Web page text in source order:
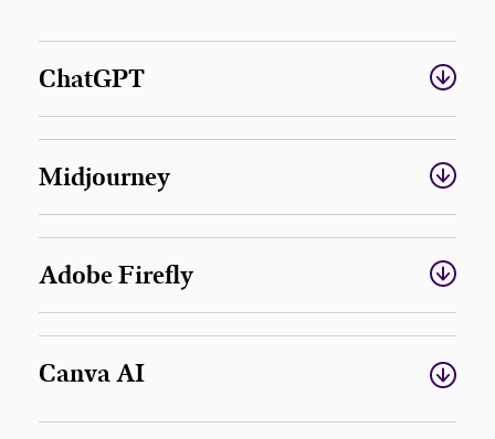
ChatGPT
Midjourney
Adobe Firefly
Canva AI